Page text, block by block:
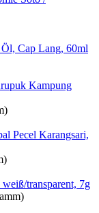
Cap Lang, 60ml
Kampung
Pecel Karangsari,
transparent, 7g